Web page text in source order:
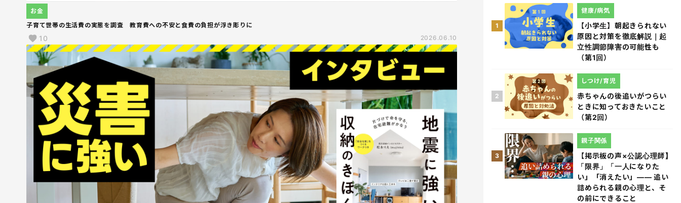
子育て世帯の生活費の実態を調査 教育費への不安と食費の負担が浮き彫りに
お金
10 2026.06.10
1
【小学生】朝起きられない
原因と対策を徹底解説｜起
立性調節障害の可能性も
（第1回）
健康/病気
2
赤ちゃんの後追いがつらい
ときに知っておきたいこと
（第2回）
しつけ/育児
3
【掲示板の声×公認心理師】
「限界」「一人になりた
い」「消えたい」―― 追い
詰められる親の心理と、そ
の前にできること
親子関係